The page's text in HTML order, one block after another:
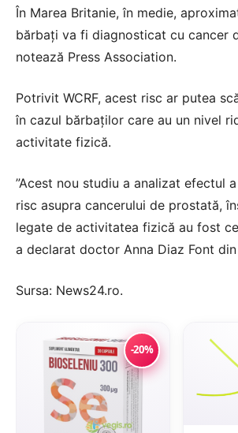
În Marea Britanie, în medie,
bărbaţi va fi diagnosticat cu cancer
notează Press Association.
Potrivit WCRF, acest risc ar putea
în cazul bărbaţilor care au un nivel
activitate fizică.
”Acest nou studiu a analizat efectul
risc asupra cancerului de prostată,
legate de activitatea fizică au fost
a declarat doctor Anna Diaz Font din
Sursa: News24.ro.
-20%